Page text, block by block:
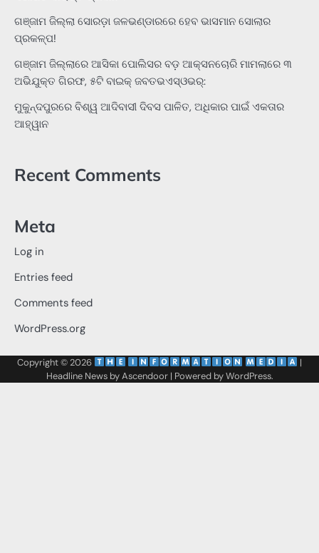
ଗଞ୍ଜାମ ଜିଲ୍ଲା ସୋରଡ଼ା ଜଳଭଣ୍ଡାରରେ ହେବ ଭାସମାନ ସୋଲାର
ପ୍ରକଳ୍ପ!
ଗଞ୍ଜାମ ଜିଲ୍ଲାରେ ଆସିକା ପୋଲିସର ବଡ଼ ଆକ୍ସନଚୋରି ମାମଲାରେ ୩
ଅଭିଯୁକ୍ତ ଗିରଫ, ୫ଟି ବାଇକ୍ ଜବତଭଏସ୍‌ଓଭର୍:
ମୁକୁନ୍ଦପୁରରେ ବିଶ୍ୱ ଆଦିବାସୀ ଦିବସ ପାଳିତ, ଅଧିକାର ପାଇଁ ଏକତାର
ଆହ୍ୱାନ
Recent Comments
Meta
Log in
Entries feed
Comments feed
WordPress.org
Copyright © 2026
|
Headline News byAscendoor| Powered byWordPress.